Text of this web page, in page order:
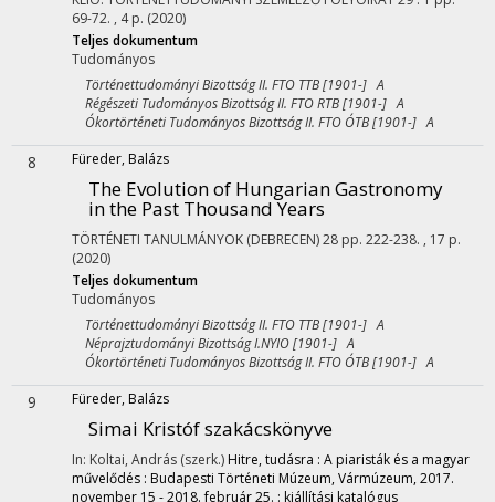
69-72. , 4 p. (2020)
Teljes dokumentum
Tudományos
Történettudományi Bizottság II. FTO TTB [1901-] A
Régészeti Tudományos Bizottság II. FTO RTB [1901-] A
Ókortörténeti Tudományos Bizottság II. FTO ÓTB [1901-] A
8 Füreder, Balázs
The Evolution of Hungarian Gastronomy
in the Past Thousand Years
TÖRTÉNETI TANULMÁNYOK (DEBRECEN)28 pp. 222-238. , 17 p.
(2020)
Teljes dokumentum
Tudományos
Történettudományi Bizottság II. FTO TTB [1901-] A
Néprajztudományi Bizottság I.NYIO [1901-] A
Ókortörténeti Tudományos Bizottság II. FTO ÓTB [1901-] A
9 Füreder, Balázs
Simai Kristóf szakácskönyve
In: Koltai, András (szerk.) Hitre, tudásra : A piaristák és a magyar
művelődés : Budapesti Történeti Múzeum, Vármúzeum, 2017.
november 15 - 2018. február 25. : kiállítási katalógus